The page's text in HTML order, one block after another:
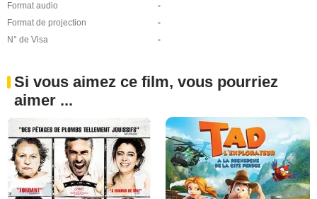
Format audio
-
Format de projection
-
N° de Visa
-
Si vous aimez ce film, vous pourriez
aimer ...